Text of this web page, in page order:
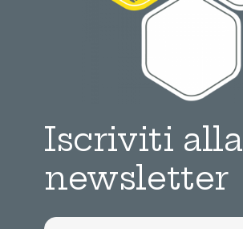
Iscriviti alla
newsletter